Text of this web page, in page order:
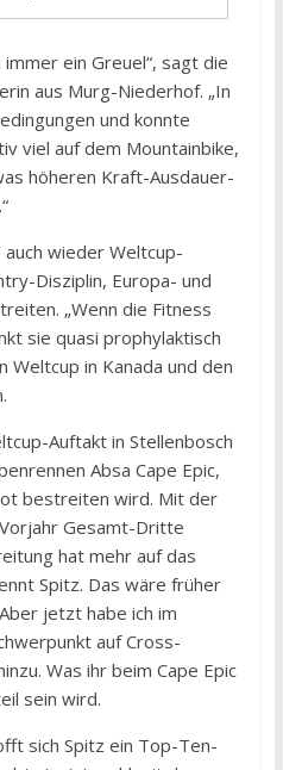
ein Greuel“, sagt die
aus Murg-Niederhof. „In
und konnte
viel auf dem Mountainbike,
höheren Kraft-Ausdauer-
wieder Weltcup-
Disziplin, Europa- und
„Wenn die Fitness
sie quasi prophylaktisch
Weltcup in Kanada und den
Auftakt in Stellenbosch
Absa Cape Epic,
bestreiten wird. Mit der
Gesamt-Dritte
hat mehr auf das
Spitz. Das wäre früher
jetzt habe ich im
auf Cross-
Was ihr beim Cape Epic
sein wird.
sich Spitz ein Top-Ten-